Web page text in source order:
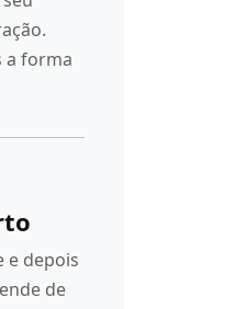
a forma
e depois
de